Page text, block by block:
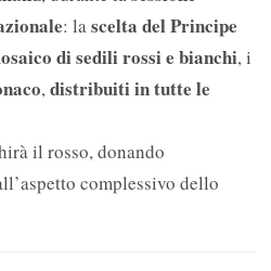
: la scelta del Principe
di sedili rossi e bianchi, i
, distribuiti in tutte le
il rosso, donando
complessivo dello